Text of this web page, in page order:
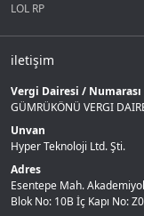
LOL RP
iletişim
Vergi Dairesi / Numarası
GÜMRÜKÖNÜ VERGI
Unvan
Hyper Teknoloji Ltd. Şti.
Adres
Esentepe Mah.
Blok No: 10B İç Kapı No: